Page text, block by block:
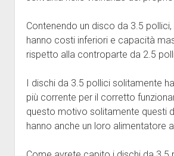
Contenendo un disco da 3.5
hanno costi inferiori e capacità
rispetto alla controparte da 2.5
I dischi da 3.5 pollici solitamente
più corrente per il corretto
questo motivo solitamente questi
hanno anche un loro alimentatore